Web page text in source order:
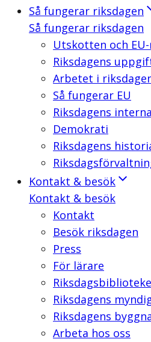
Så fungerar riksdagen
Så fungerar riksdagen
Utskotten och
Riksdagens
Arbetet i
Så fungerar EU
Riksdagens
Demokrati
Riksdagens
Kontakt & besök
Kontakt & besök
Kontakt
Besök riksdagen
Press
För lärare
Riksdagens
Riksdagens
Arbeta hos oss